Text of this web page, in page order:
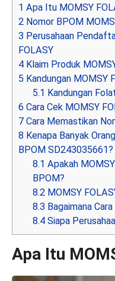
1 Apa Itu MOMSY
2 Nomor BPOM
3 Perusahaan
FOLASY
4 Klaim Produk
5 Kandungan MOMSY
5.1 Kandungan
6 Cara Cek MOMSY
7 Cara Memastikan
8 Kenapa Banyak
BPOM SD243035661?
8.1 Apakah
BPOM?
8.2 MOMSY
8.3 Bagaimana
8.4 Siapa
Apa Itu